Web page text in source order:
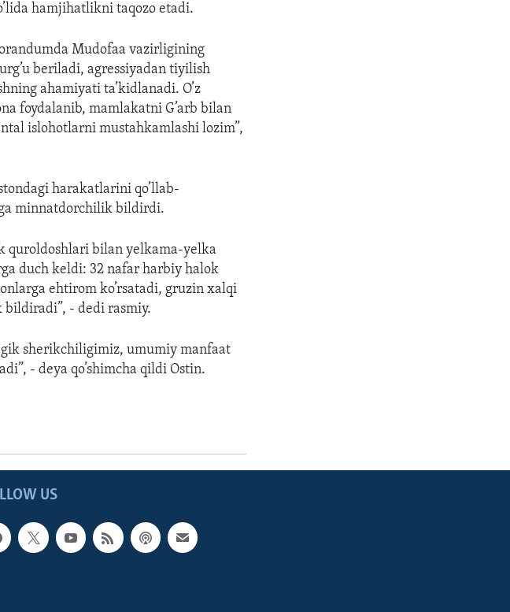
hamjihatlikni taqozo etadi.
Mudofaa vazirligining
beriladi, agressiyadan tiyilish
ahamiyati ta’kidlanadi. O’z
foydalanib, mamlakatni G’arb bilan
islohotlarni mustahkamlashi lozim”,
harakatlarini qo’llab-
minnatdorchilik bildirdi.
quroldoshlari bilan yelkama-yelka
duch keldi: 32 nafar harbiy halok
ehtirom ko’rsatadi, gruzin xalqi
- dedi rasmiy.
sherikchiligimiz, umumiy manfaat
- deya qo’shimcha qildi Ostin.
US